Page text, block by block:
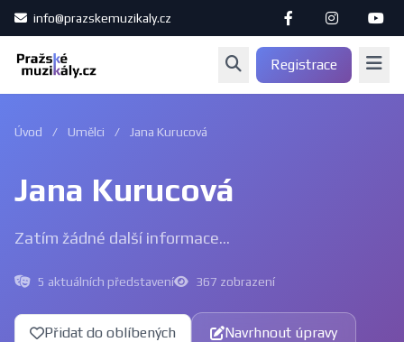
info@prazskemuzikaly.cz
Registrace
Úvod / Umělci / Jana Kurucová
Jana Kurucová
Zatím žádné další informace...
5 aktuálních představení 367 zobrazení
Přidat do oblíbených Navrhnout úpravy